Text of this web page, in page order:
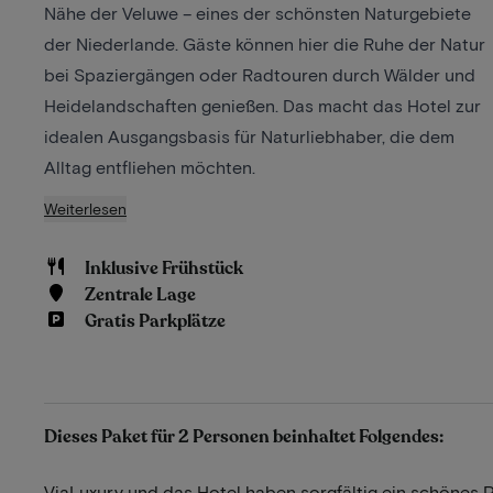
Nähe der Veluwe – eines der schönsten Naturgebiete
der Niederlande. Gäste können hier die Ruhe der Natur
bei Spaziergängen oder Radtouren durch Wälder und
Heidelandschaften genießen. Das macht das Hotel zur
idealen Ausgangsbasis für Naturliebhaber, die dem
Alltag entfliehen möchten.
Weiterlesen
Inklusive Frühstück
Zentrale Lage
Gratis Parkplätze
Dieses Paket für 2 Personen beinhaltet Folgendes: